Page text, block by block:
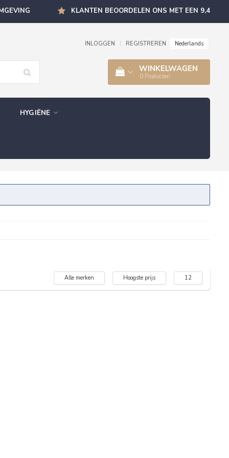
KLANTEN BEOORDELEN ONS MET EEN 9,4
INLOGGEN REGISTREREN Nederlands
WINKELWAGEN
0 Producten
HYGIËNE
Alle merken Hoogste prijs 12